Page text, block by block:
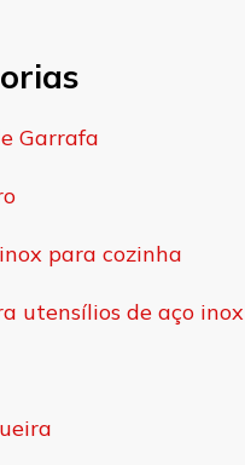
Garrafa
para cozinha
utensílios de aço inox